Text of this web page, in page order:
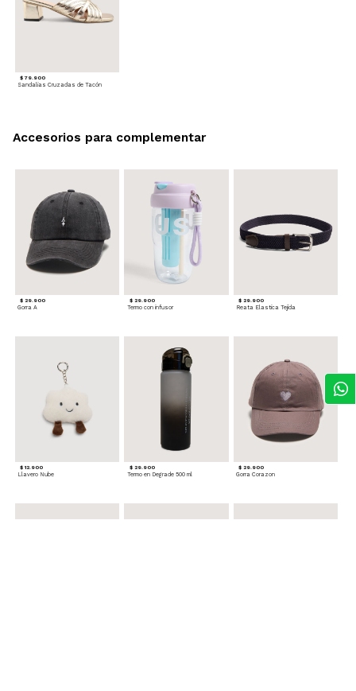
$ 79.900
Sandalias Cruzadas de Tacón
$ 29.900
Gorra A
$ 29.900
Termo con infusor
$ 29.900
Reata Elastica Tejida
$ 12.900
Llavero Nube
$ 29.900
Termo en Degrade 500 ml
$ 29.900
Gorra Corazon
Accesorios para complementar